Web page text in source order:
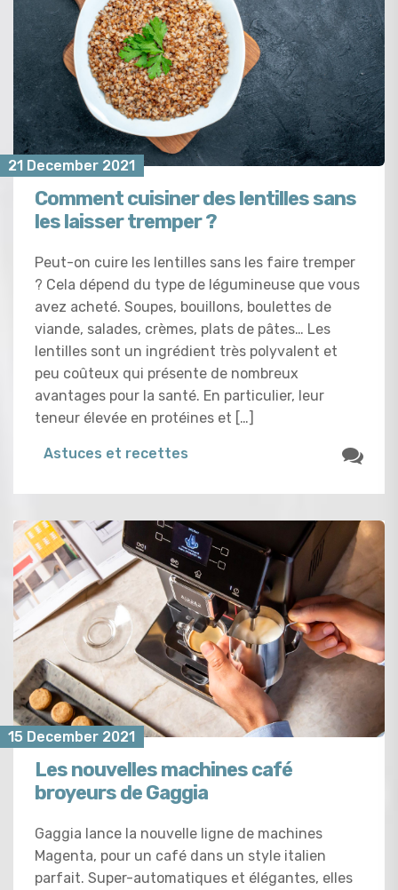
21 December 2021
Comment cuisiner des lentilles sans
les laisser tremper ?
Peut-on cuire les lentilles sans les faire tremper
? Cela dépend du type de légumineuse que vous
avez acheté. Soupes, bouillons, boulettes de
viande, salades, crèmes, plats de pâtes… Les
lentilles sont un ingrédient très polyvalent et
peu coûteux qui présente de nombreux
avantages pour la santé. En particulier, leur
teneur élevée en protéines et […]
Astuces et recettes
15 December 2021
Les nouvelles machines café
broyeurs de Gaggia
Gaggia lance la nouvelle ligne de machines
Magenta, pour un café dans un style italien
parfait. Super-automatiques et élégantes, elles